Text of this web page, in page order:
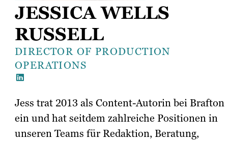
JESSICA WELLS
RUSSELL
DIRECTOR OF PRODUCTION
OPERATIONS
Jess trat 2013 als Content-Autorin bei Brafton
ein und hat seitdem zahlreiche Positionen in
unseren Teams für Redaktion, Beratung,